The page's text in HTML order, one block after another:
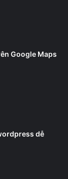
Google Maps
dễ